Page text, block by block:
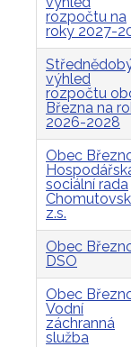
rozpočtu na
roky 2027-
výhled
rozpočtu
Března na
2026-2028
Obec
sociální rada
z.s.
Obec
DSO
Obec
Vodní
záchranná
služba